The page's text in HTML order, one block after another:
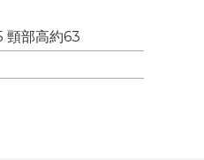
頸部高約63